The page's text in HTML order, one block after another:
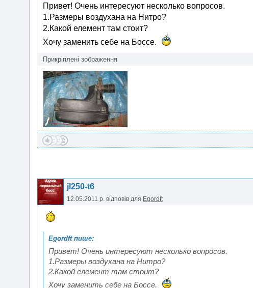
Привет! Очень интересуют несколько вопросов.
1.Размеры воздухана на Нитро?
2.Какой елемент там стоит?
Хочу заменить себе на Боссе.
Прикріплені зображення
jl250-t6
12.05.2011 р. відповів для Egordft
Привет! Очень интересуют несколько вопросов.
1.Размеры воздухана на Нитро?
2.Какой елемент там стоит?
Хочу заменить себе на Боссе.